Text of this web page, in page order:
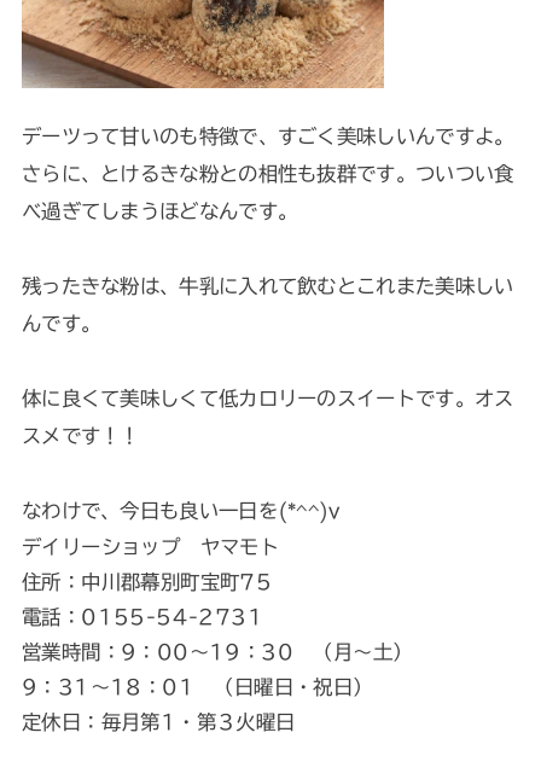
デーツって甘いのも特徴で、すごく美味しいんですよ。
さらに、とけるきな粉との相性も抜群です。ついつい食
べ過ぎてしまうほどなんです。
残ったきな粉は、牛乳に入れて飲むとこれまた美味しい
んです。
体に良くて美味しくて低カロリーのスイートです。オス
スメです！！
なわけで、今日も良い一日を(*^^)v
デイリーショップ ヤマモト
住所：中川郡幕別町宝町75
電話：0155-54-2731
営業時間：9：00～19：30 （月～土）
9：31～18：01 （日曜日・祝日）
定休日：毎月第1・第３火曜日